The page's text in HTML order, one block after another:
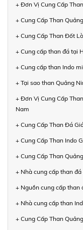
+ Đơn Vị Cung Cấp
+ Cung Cấp Than
+ Cung Cấp Than Đốt
+ Cung cấp than đá tại
+ Cung cấp than Indo
+ Tại sao than Quảng
+ Đơn Vị Cung Cấp
Nam
+ Cung Cấp Than Đá
+ Cung Cấp Than Indo
+ Cung Cấp Than
+ Nhà cung cấp than
+ Nguồn cung cấp than
+ Nhà cung cấp than
+ Cung Cấp Than